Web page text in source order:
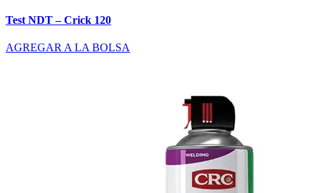
Test NDT – Crick 120
AGREGAR A LA BOLSA